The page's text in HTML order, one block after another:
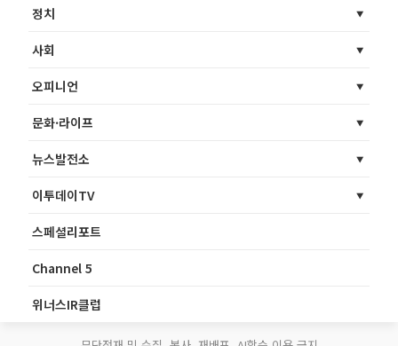
정치
사회
오피니언
문화·라이프
뉴스발전소
이투데이TV
스페셜리포트
Channel 5
위너스IR클럽